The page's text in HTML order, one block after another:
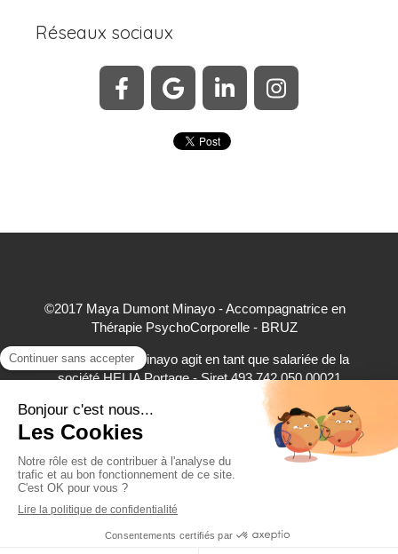
Réseaux sociaux
©2017 Maya Dumont Minayo - Accompagnatrice en
Thérapie PsychoCorporelle - BRUZ
Maya Dumont Minayo agit en tant que salariée de la
société HELIA Portage - Siret 493 742 050 00021
accepte à ce titre les règlements par carte bancaire,
virement bancaire et espèces
Création et référencement du site par Simplébo